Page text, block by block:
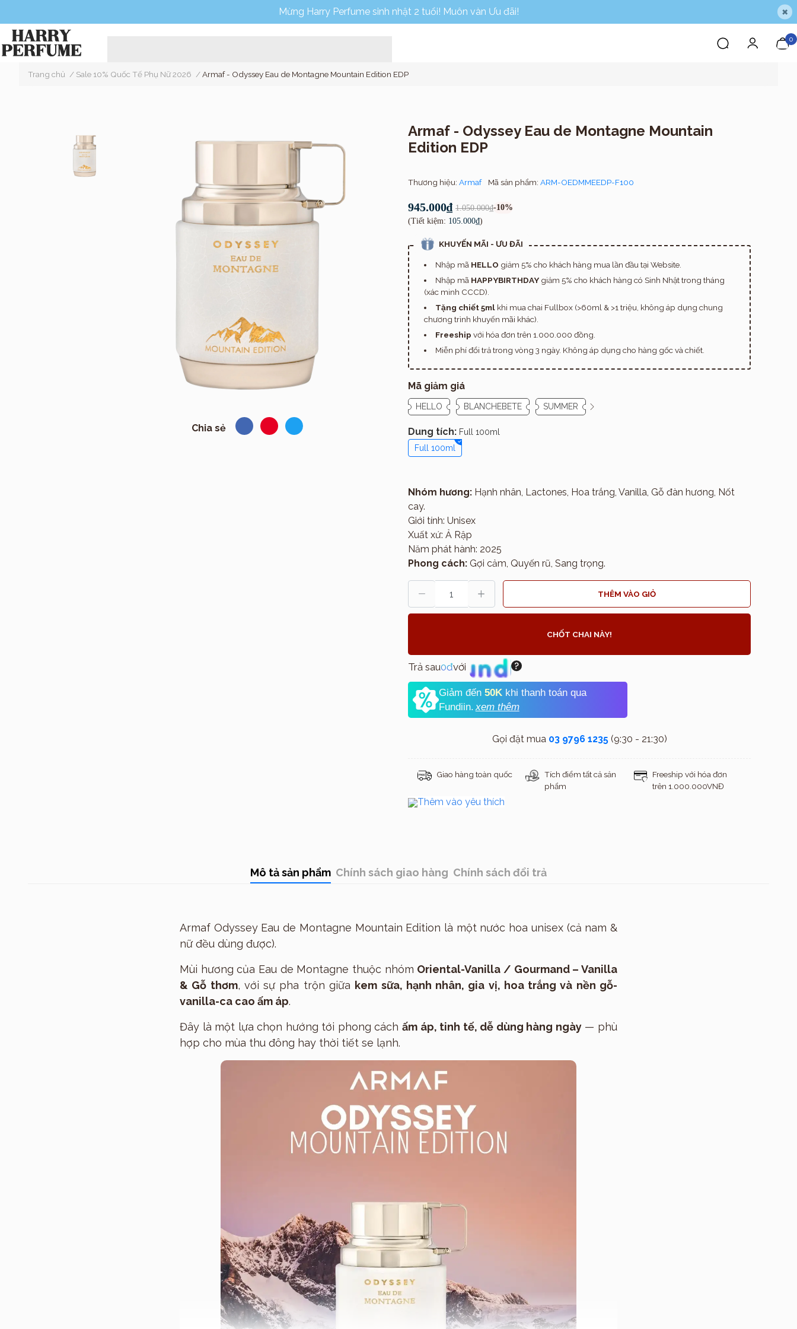
Mừng Harry Perfume sinh nhật 2 tuổi! Muôn vàn Ưu đãi! ×
Home
Giới thiệu
Thương hiệu
Sản phẩm
0
Trang chủ / Sale 10% Quốc Tế Phụ Nữ 2026 /Armaf - Odyssey Eau de Montagne Mountain Edition EDP
Chia sẻ
Armaf - Odyssey Eau de Montagne Mountain
Edition EDP
Thương hiệu: Armaf Mã sản phẩm: ARM-OEDMMEEDP-F100
945.000₫ 1.050.000₫-10%
(Tiết kiệm: 105.000₫)
KHUYẾN MÃI - ƯU ĐÃI
Nhập mã HELLO giảm 5% cho khách hàng mua lần đầu tại Website.
Nhập mã HAPPYBIRTHDAYgiảm 5% cho khách hàng có Sinh Nhật trong tháng
(xác minh CCCD).
Tặng chiết 5mlkhi mua chai Fullbox (>60ml & >1 triệu, không áp dụng chung
chương trình khuyến mãi khác).
Freeship với hóa đơn trên 1.000.000 đồng.
Miễn phí đổi trả trong vòng 3 ngày. Không áp dụng cho hàng gốc và chiết.
Mã giảm giá
HELLO BLANCHEBETE SUMMER
Dung tích: Full 100ml
Full 100ml
Nhóm hương: Hạnh nhân, Lactones, Hoa trắng, Vanilla, Gỗ đàn hương, Nốt
cay.
Giới tính: Unisex
Xuất xứ: Ả Rập
Năm phát hành: 2025
Phong cách: Gợi cảm, Quyến rũ, Sang trọng.
THÊM VÀO GIỎ
CHỐT CHAI NÀY!
Trả sau0đvới
Giảm đến 50K khi thanh toán qua
Fundiin. xem thêm
Gọi đặt mua 03 9796 1235(9:30 - 21:30)
Giao hàng toàn quốc
Tích điểm tất cả sản
phẩm
Freeship với hóa đơn
trên 1.000.000VNĐ
Thêm vào yêu thích
Mô tả sản phẩm Chính sách giao hàng Chính sách đổi trả
Armaf Odyssey Eau de Montagne Mountain Edition là một nước hoa unisex (cả nam &
nữ đều dùng được).
Mùi hương của Eau de Montagne thuộc nhóm Oriental-Vanilla / Gourmand – Vanilla
& Gỗ thơm, với sự pha trộn giữa kem sữa, hạnh nhân, gia vị, hoa trắng và nền gỗ-
vanilla-ca cao ấm áp.
Đây là một lựa chọn hướng tới phong cách ấm áp, tinh tế, dễ dùng hàng ngày— phù
hợp cho mùa thu đông hay thời tiết se lạnh.